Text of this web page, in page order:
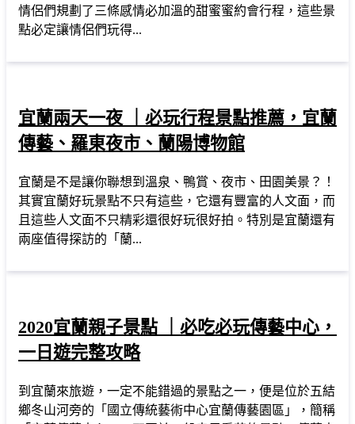
情侶們規劃了三條感情必加溫的甜蜜蜜約會行程，這些景
點必定讓情侶們玩得...
宜蘭兩天一夜 ｜必玩行程景點推薦，宜蘭
傳藝、羅東夜市、蘭陽博物館
宜蘭是不是讓你聯想到溫泉、鴨賞、夜市、田園美景？！
其實宜蘭好玩景點不只有這些，它還有豐富的人文面，而
且這些人文面不只精彩還很好玩很好拍。特別是宜蘭還有
兩座值得探訪的「蘭...
2020宜蘭親子景點 ｜必吃必玩傳藝中心，
一日遊完整攻略
到宜蘭來旅遊，一定不能錯過的景點之一，便是位於五結
鄉冬山河旁的「國立傳統藝術中心宜蘭傳藝園區」，簡稱